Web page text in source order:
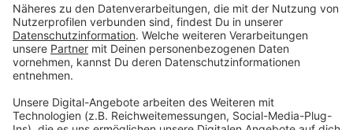
gekürzt werden. Ein weiterer Einsparungsvorschlag ist,
dass es ab dem Jahr 2030 insgesamt weniger
Ratsmitglieder geben soll. Über die Vorschläge soll
nächste Woche Donnerstag der Finanzausschuss
Anzeige